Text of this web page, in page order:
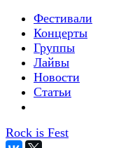
Фестивали
Концерты
Группы
Лайвы
Новости
Статьи
Rock is Fest